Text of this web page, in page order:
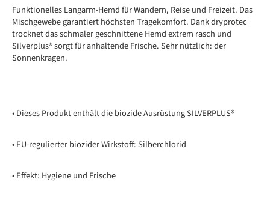
Funktionelles Langarm-Hemd für Wandern, Reise und Freizeit. Das
Mischgewebe garantiert höchsten Tragekomfort. Dank dryprotec
trocknet das schmaler geschnittene Hemd extrem rasch und
Silverplus® sorgt für anhaltende Frische. Sehr nützlich: der
Sonnenkragen.
• Dieses Produkt enthält die biozide Ausrüstung SILVERPLUS®
• EU-regulierter biozider Wirkstoff: Silberchlorid
• Effekt: Hygiene und Frische